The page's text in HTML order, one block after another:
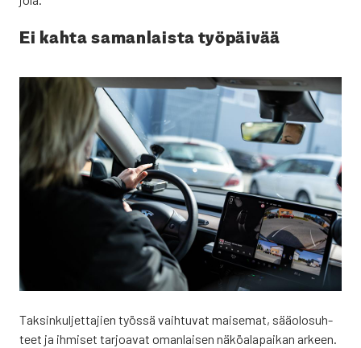
Ei kah­ta saman­lais­ta työ­päi­vää
Tak­sin­kul­jet­ta­jien työs­sä vaih­tu­vat mai­se­mat, sää­olo­suh­
teet ja ihmi­set tar­joa­vat oman­lai­sen näkö­ala­pai­kan arkeen.